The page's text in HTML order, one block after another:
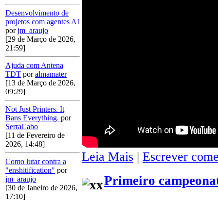
Desenvolvimento de
projetos com agentes AI
porjm_araujo
[29 de Março de 2026,
21:59]
Ajuda com Antena
TDT poralmamater
[13 de Março de 2026,
09:29]
Not Just Printers. It
Bans Everything. por
SerraCabo
[11 de Fevereiro de
2026, 14:48]
Como lutar contra a
"enshitification" por
jm_araujo
[30 de Janeiro de 2026,
17:10]
Leia Mais | Escrever
Primeiro